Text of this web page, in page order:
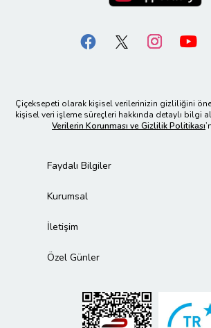
Çiçeksepeti olarak kişisel verilerinizin gizliliğini
kişisel veri işleme süreçleri hakkında detaylı bilgi
Verilerin Korunması ve Gizlilik Politikası
Faydalı Bilgiler
Kurumsal
İletişim
Özel Günler